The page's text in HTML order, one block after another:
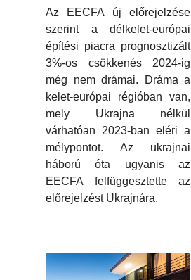
Az EECFA új előrejelzése
szerint a délkelet-európai
építési piacra prognosztizált
3%-os csökkenés 2024-ig
még nem drámai. Dráma a
kelet-európai régióban van,
mely Ukrajna nélkül
várhatóan 2023-ban eléri a
mélypontot. Az ukrajnai
háború óta ugyanis az
EECFA felfüggesztette az
előrejelzést Ukrajnára.